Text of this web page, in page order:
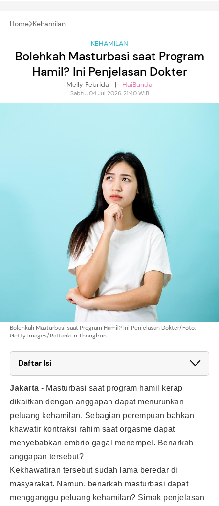
Home Kehamilan
KEHAMILAN
Bolehkah Masturbasi saat Program
Hamil? Ini Penjelasan Dokter
Melly Febrida | HaiBunda
Sabtu, 04 Jul 2026 21:40 WIB
Bolehkah Masturbasi saat Program Hamil? Ini Penjelasan Dokter/Foto:
Getty Images/Rattankun Thongbun
Daftar Isi
Jakarta - Masturbasi saat program hamil kerap
dikaitkan dengan anggapan dapat menurunkan
peluang kehamilan. Sebagian perempuan bahkan
khawatir kontraksi rahim saat orgasme dapat
menyebabkan embrio gagal menempel. Benarkah
anggapan tersebut?
Kekhawatiran tersebut sudah lama beredar di
masyarakat. Namun, benarkah masturbasi dapat
mengganggu peluang kehamilan? Simak penjelasan